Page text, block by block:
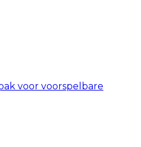
voor voorspelbare